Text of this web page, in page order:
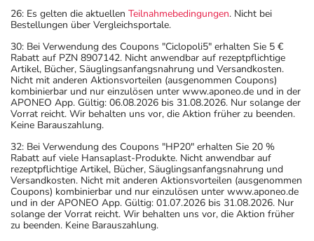
26: Es gelten die aktuellen Teilnahmebedingungen. Nicht bei
Bestellungen über Vergleichsportale.
30: Bei Verwendung des Coupons "Ciclopoli5" erhalten Sie 5 €
Rabatt auf PZN 8907142. Nicht anwendbar auf rezeptpflichtige
Artikel, Bücher, Säuglingsanfangsnahrung und Versandkosten.
Nicht mit anderen Aktionsvorteilen (ausgenommen Coupons)
kombinierbar und nur einzulösen unter www.aponeo.de und in der
APONEO App. Gültig: 06.08.2026 bis 31.08.2026. Nur solange der
Vorrat reicht. Wir behalten uns vor, die Aktion früher zu beenden.
Keine Barauszahlung.
32: Bei Verwendung des Coupons "HP20" erhalten Sie 20 %
Rabatt auf viele Hansaplast-Produkte. Nicht anwendbar auf
rezeptpflichtige Artikel, Bücher, Säuglingsanfangsnahrung und
Versandkosten. Nicht mit anderen Aktionsvorteilen (ausgenommen
Coupons) kombinierbar und nur einzulösen unter www.aponeo.de
und in der APONEO App. Gültig: 01.07.2026 bis 31.08.2026. Nur
solange der Vorrat reicht. Wir behalten uns vor, die Aktion früher
zu beenden. Keine Barauszahlung.